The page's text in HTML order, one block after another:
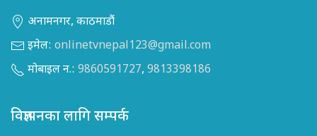
अनामनगर, काठमाडौं
इमेल: onlinetvnepal123@gmail.com
मोबाइल न.: 9860591727, 9813398186
विज्ञापनका लागि सम्पर्क